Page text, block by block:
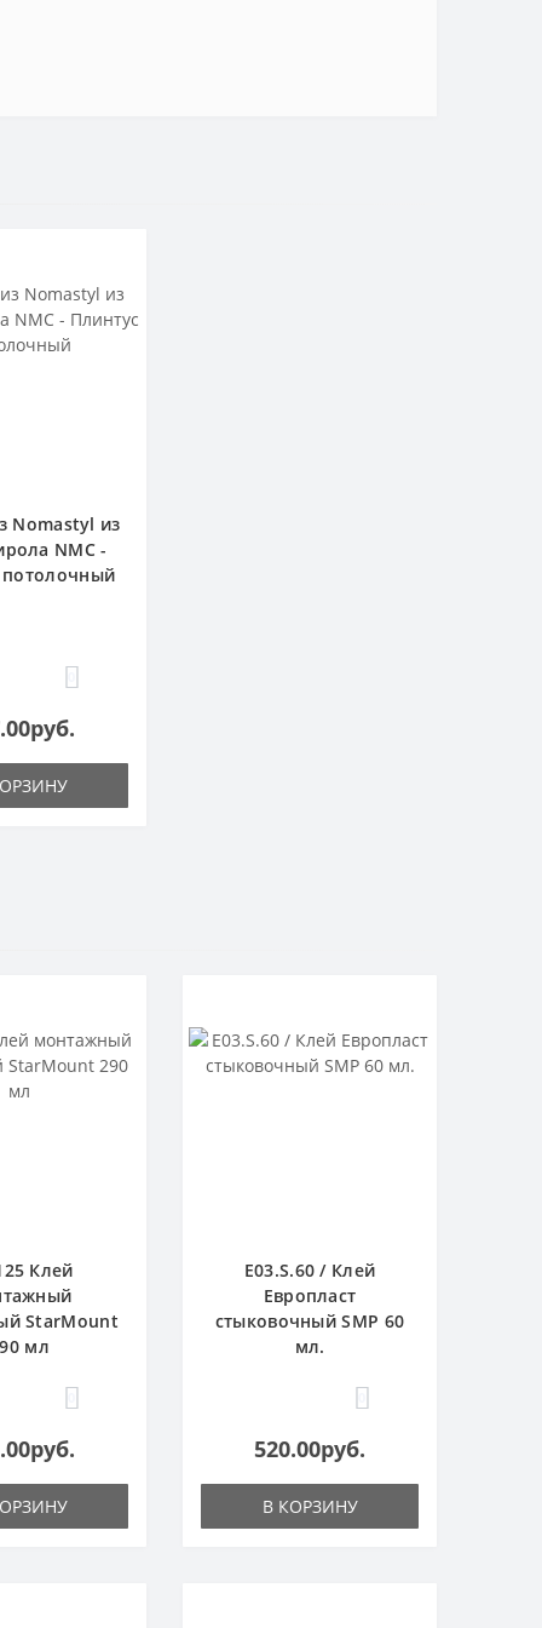
Nomastyl из
NMC -
потолочный
Клей
StarMount
мл
E03.S.60 / Клей
Европласт
стыковочный SMP 60
мл.
520.00руб.
В КОРЗИНУ